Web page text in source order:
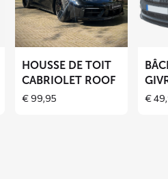
Housse
de
toit
cabriolet
ROOF
HOUSSE DE TOIT
CABRIOLET ROOF
€99,95
Bâche
BLIZZ
€